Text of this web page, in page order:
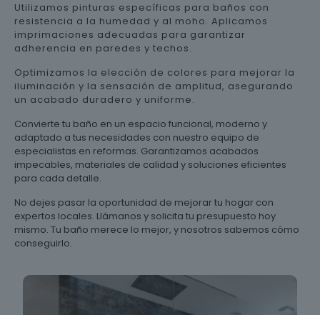
Utilizamos pinturas específicas para baños con
resistencia a la humedad y al moho. Aplicamos
imprimaciones adecuadas para garantizar
adherencia en paredes y techos.
Optimizamos la elección de colores para mejorar la
iluminación y la sensación de amplitud, asegurando
un acabado duradero y uniforme.
Convierte tu baño en un espacio funcional, moderno y
adaptado a tus necesidades con nuestro equipo de
especialistas en reformas. Garantizamos acabados
impecables, materiales de calidad y soluciones eficientes
para cada detalle.
No dejes pasar la oportunidad de mejorar tu hogar con
expertos locales. Llámanos y solicita tu presupuesto hoy
mismo. Tu baño merece lo mejor, y nosotros sabemos cómo
conseguirlo.